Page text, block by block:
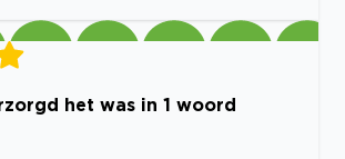
het was in 1 woord